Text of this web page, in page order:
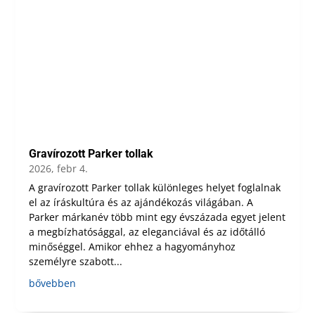
Gravírozott Parker tollak
2026, febr 4.
A gravírozott Parker tollak különleges helyet foglalnak
el az íráskultúra és az ajándékozás világában. A
Parker márkanév több mint egy évszázada egyet jelent
a megbízhatósággal, az eleganciával és az időtálló
minőséggel. Amikor ehhez a hagyományhoz
személyre szabott...
bővebben